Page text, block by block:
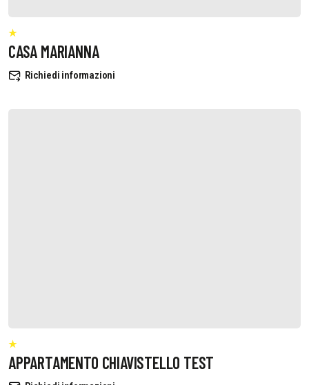
CASA MARIANNA
Richiedi informazioni
APPARTAMENTO CHIAVISTELLO TEST